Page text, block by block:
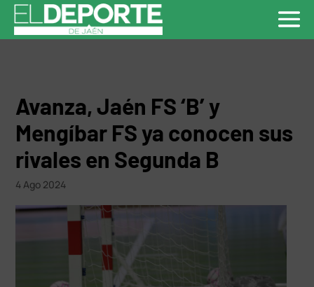
Avanza, Jaén FS ‘B’ y
Mengíbar FS ya conocen sus
rivales en Segunda B
4 Ago 2024